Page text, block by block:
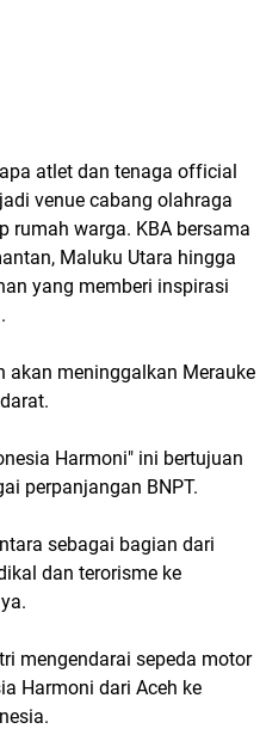
atlet dan tenaga official
venue cabang olahraga
rumah warga. KBA bersama
Maluku Utara hingga
yang memberi inspirasi
akan meninggalkan Merauke
Harmoni" ini bertujuan
perpanjangan BNPT.
sebagai bagian dari
dan terorisme ke
mengendarai sepeda motor
Harmoni dari Aceh ke